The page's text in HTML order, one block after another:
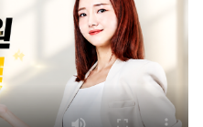
라고 생각해요.
좋습니다.